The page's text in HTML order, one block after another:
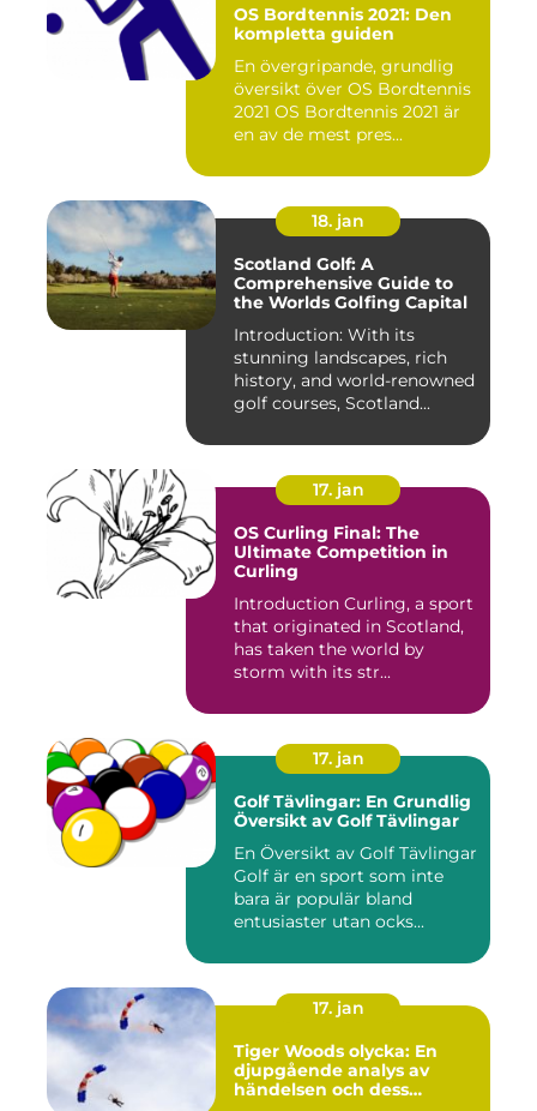
OS Bordtennis 2021: Den
kompletta guiden
En övergripande, grundlig
översikt över OS Bordtennis
2021 OS Bordtennis 2021 är
en av de mest pres...
18. jan
Scotland Golf: A
Comprehensive Guide to
the Worlds Golfing Capital
Introduction: With its
stunning landscapes, rich
history, and world-renowned
golf courses, Scotland...
17. jan
OS Curling Final: The
Ultimate Competition in
Curling
Introduction Curling, a sport
that originated in Scotland,
has taken the world by
storm with its str...
17. jan
Golf Tävlingar: En Grundlig
Översikt av Golf Tävlingar
En Översikt av Golf Tävlingar
Golf är en sport som inte
bara är populär bland
entusiaster utan ocks...
17. jan
Tiger Woods olycka: En
djupgående analys av
händelsen och dess